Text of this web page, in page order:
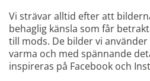
Vi strävar alltid efter att
behaglig känsla som får
till mods. De bilder vi
varma och med spännande
inspireras på Facebook och